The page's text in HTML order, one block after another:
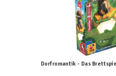
Dorfromantik - Das